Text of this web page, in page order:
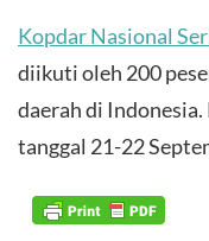
Kopdar Nasional
diikuti oleh 200
daerah di
tanggal 21-22